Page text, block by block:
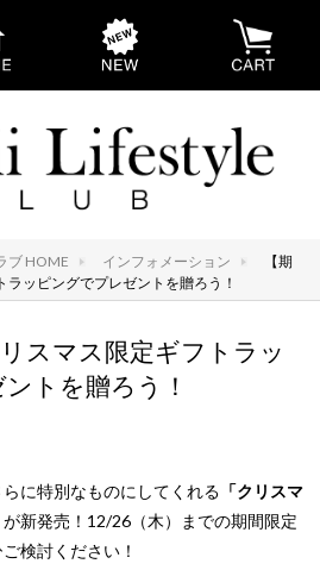
ブ HOME インフォメーション
【期
ッピングでプレゼントを贈ろう！
リスマス限定ギフトラッ
トを贈ろう！
に特別なものにしてくれる 「クリスマ
が新発売！12/26（木）までの期間限定
検討ください！